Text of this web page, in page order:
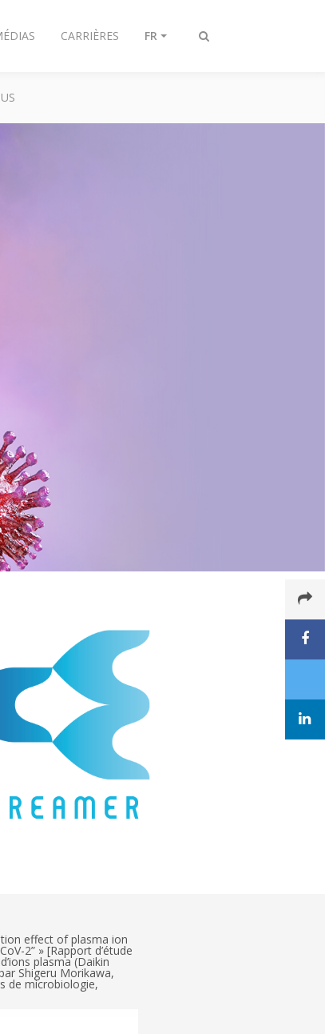
Afficher/masquer
CARRIÈRES FR
effect of plasma ion
2” » [Rapport d’étude
plasma (Daikin
Shigeru Morikawa,
de microbiologie,